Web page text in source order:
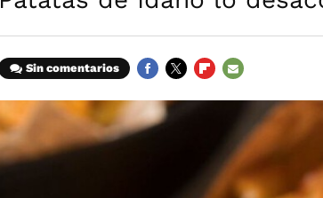
Sin comentarios